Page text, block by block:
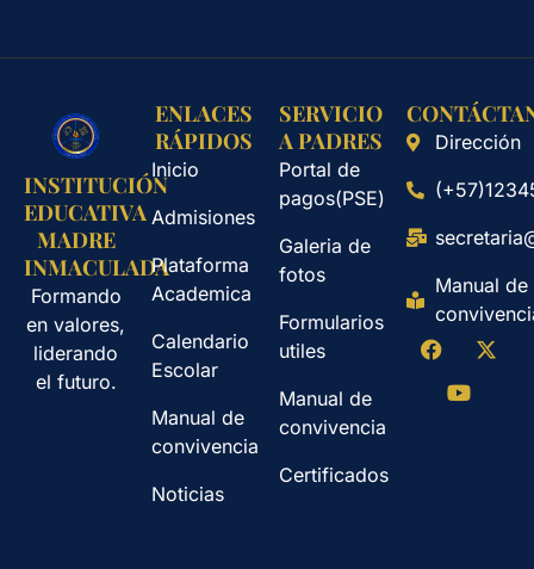
INSTITUCIÓN
EDUCATIVA
MADRE
INMACULADA
Formando
en valores,
liderando
el futuro.
ENLACES
RÁPIDOS
Inicio
Admisiones
Plataforma
Academica
Calendario
Escolar
Manual de
convivencia
Noticias
SERVICIO
A PADRES
Portal de
pagos(PSE)
Galeria de
fotos
Formularios
utiles
Manual de
convivencia
Certificados
Dirección
Manual de